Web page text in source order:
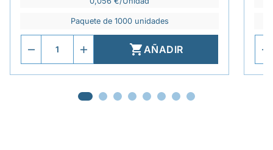
Paquete de 1000 unidades
AÑADIR